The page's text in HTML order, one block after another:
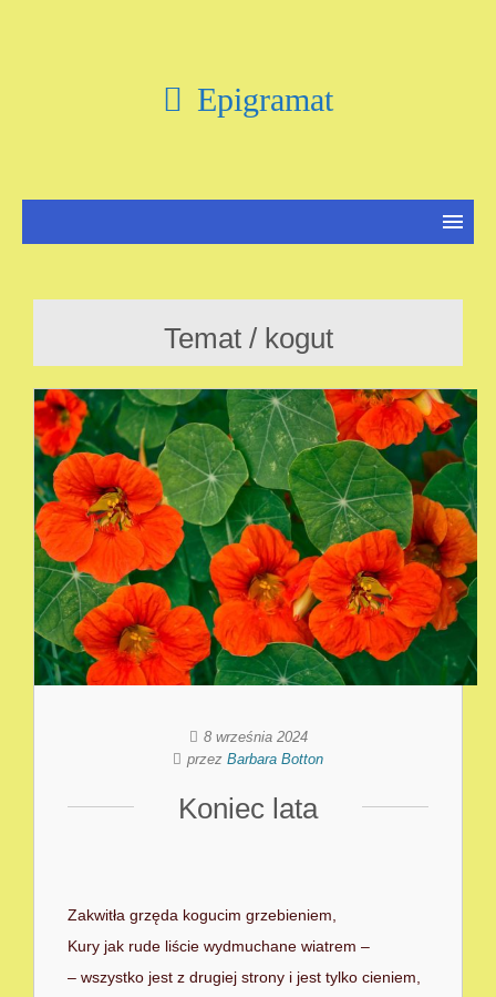
Epigramat
Temat / kogut
8 września 2024
przez Barbara Botton
Koniec lata
Zakwitła grzęda kogucim grzebieniem,
Kury jak rude liście wydmuchane wiatrem –
– wszystko jest z drugiej strony i jest tylko cieniem,